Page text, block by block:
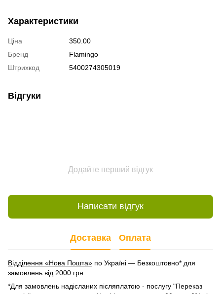
Характеристики
Ціна
350.00
Бренд
Flamingo
Штрихкод
5400274305019
Відгуки
Додайте перший відгук
Написати відгук
Доставка Оплата
Відділення «Нова Пошта» по Україні — Безкоштовно* для
замовлень від 2000 грн.
*Для замовлень надісланих післяплатою - послугу "Переказ